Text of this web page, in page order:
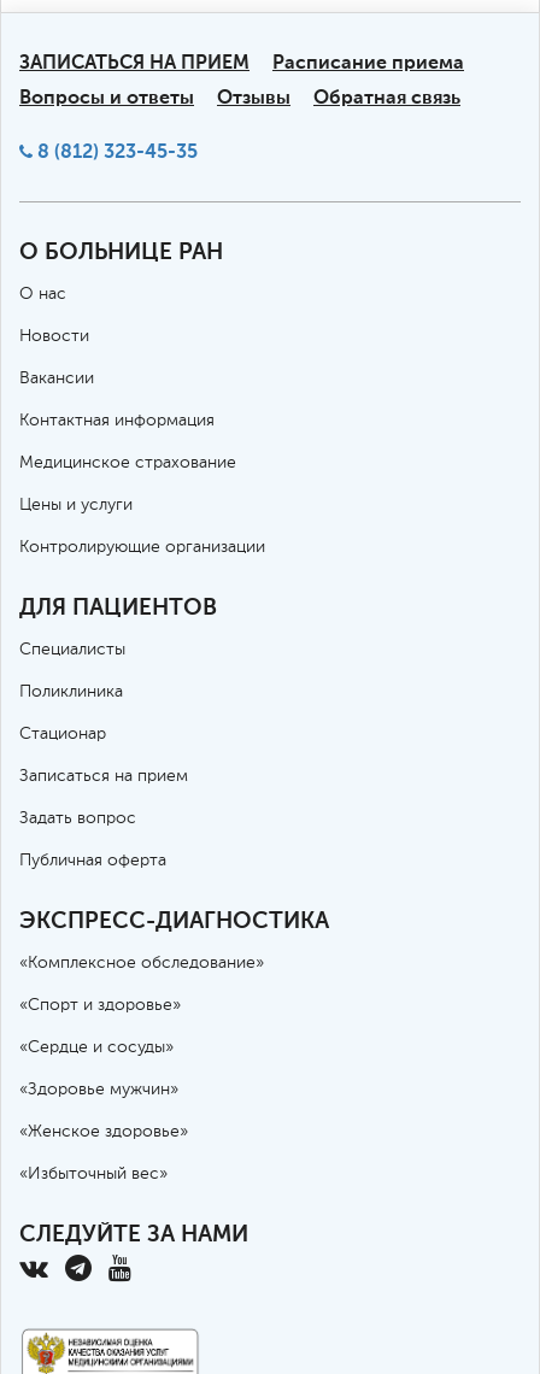
ЗАПИСАТЬСЯ НА ПРИЕМ
Расписание приема
Вопросы и ответы
Отзывы Обратная связь
8 (812) 323-45-35
О БОЛЬНИЦЕ РАН
О нас
Новости
Вакансии
Контактная информация
Медицинское страхование
Цены и услуги
Контролирующие организации
ДЛЯ ПАЦИЕНТОВ
Специалисты
Поликлиника
Стационар
Записаться на прием
Задать вопрос
Публичная оферта
ЭКСПРЕСС-ДИАГНОСТИКА
«Комплексное обследование»
«Спорт и здоровье»
«Сердце и сосуды»
«Здоровье мужчин»
«Женское здоровье»
«Избыточный вес»
СЛЕДУЙТЕ ЗА НАМИ